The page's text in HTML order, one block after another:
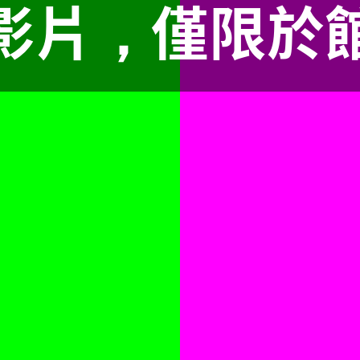
片，僅限於